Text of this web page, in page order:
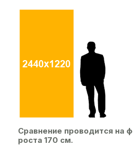
Сравнение проводится на
роста 170 см.